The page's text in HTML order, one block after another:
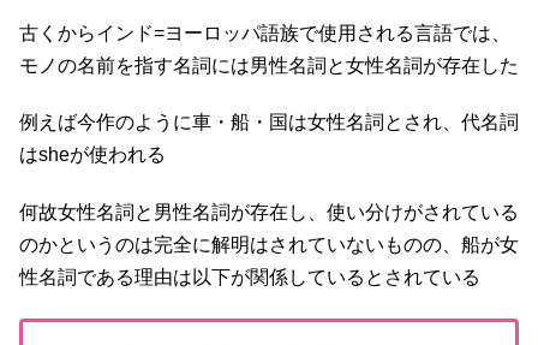
古くからインド=ヨーロッパ語族で使用される言語では、
モノの名前を指す名詞には男性名詞と女性名詞が存在した
例えば今作のように車・船・国は女性名詞とされ、代名詞
はsheが使われる
何故女性名詞と男性名詞が存在し、使い分けがされている
のかというのは完全に解明はされていないものの、船が女
性名詞である理由は以下が関係しているとされている